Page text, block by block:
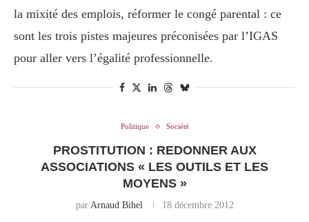
la mixité des emplois, réformer le congé parental : ce
sont les trois pistes majeures préconisées par l’IGAS
pour aller vers l’égalité professionnelle.
Politique Société
PROSTITUTION : REDONNER AUX
ASSOCIATIONS « LES OUTILS ET LES
MOYENS »
par Arnaud Bihel 18 décembre 2012